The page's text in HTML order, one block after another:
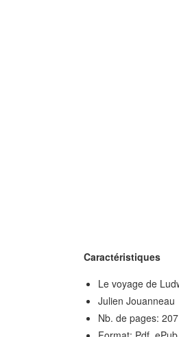
Caractéristiques
Le voyage de
Julien Jouanneau
Nb. de pages: 207